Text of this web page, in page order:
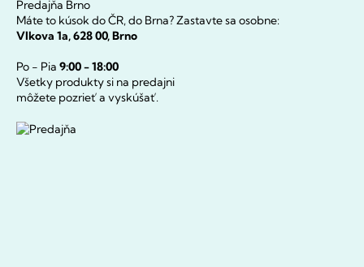
Predajňa Brno
Máte to kúsok do ČR, do Brna? Zastavte sa osobne:
Vlkova 1a, 628 00, Brno
Po - Pia 9:00 - 18:00
Všetky produkty si na predajni
môžete pozrieť a vyskúšať.